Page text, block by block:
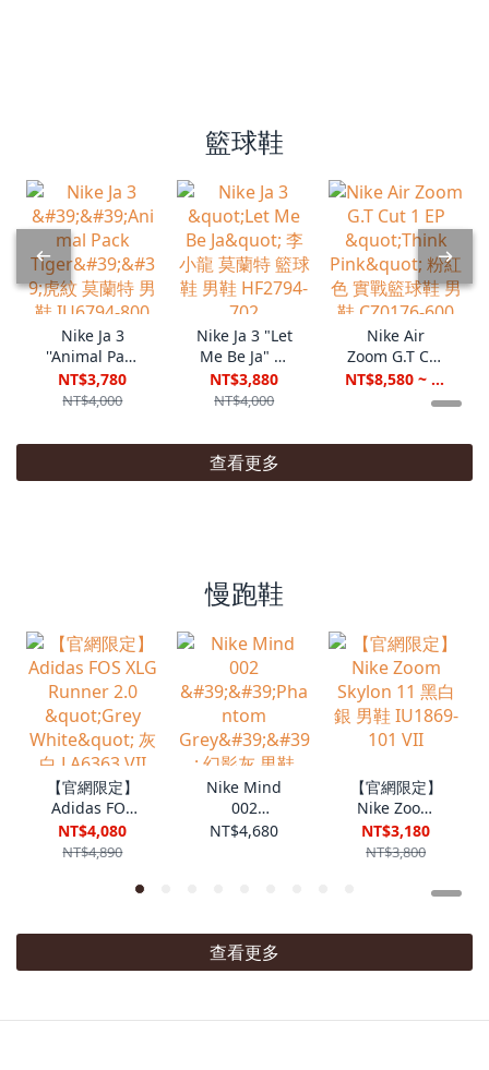
籃球鞋
Nike Ja 3
''Animal Pack
Tiger''虎紋 莫
蘭特 男鞋
NT$3,780
NT$4,000
Nike Ja 3 "Let
Me Be Ja" 李
小龍 莫蘭特 籃
球鞋 男鞋
NT$3,880
NT$4,000
Nike Air
Zoom G.T Cut
1 EP "Think
Pink" 粉紅色
鞋 CZ0176-
NT$8,580 ~ NT$9,580
查看更多
慢跑鞋
【官網限定】
Adidas FOS
XLG Runner
2.0 "Grey
NT$4,080
NT$4,890
Nike Mind
002
''Phantom
NT$4,680
【官網限定】
Nike Zoom
Skylon 11 黑
白銀 男鞋
NT$3,180
NT$3,800
查看更多